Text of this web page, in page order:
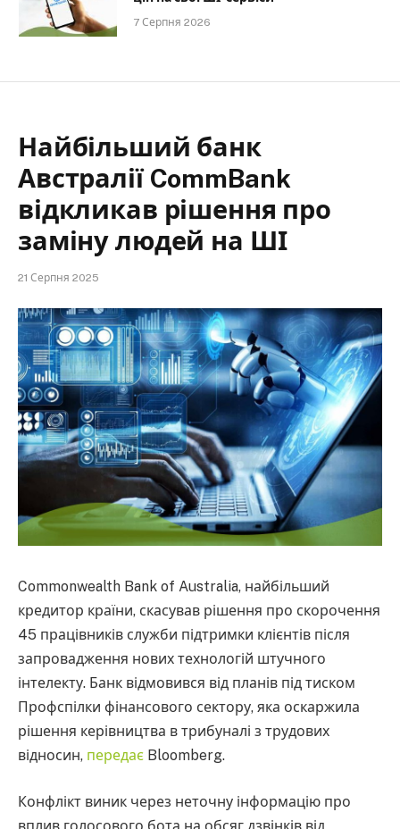
7 Серпня 2026
Найбільший банк
Австралії CommBank
відкликав рішення про
заміну людей на ШІ
21 Серпня 2025
Commonwealth Bank of Australia, найбільший
кредитор країни, скасував рішення про скорочення
45 працівників служби підтримки клієнтів після
запровадження нових технологій штучного
інтелекту. Банк відмовився від планів під тиском
Профспілки фінансового сектору, яка оскаржила
рішення керівництва в трибуналі з трудових
відносин, передає Bloomberg.
Конфлікт виник через неточну інформацію про